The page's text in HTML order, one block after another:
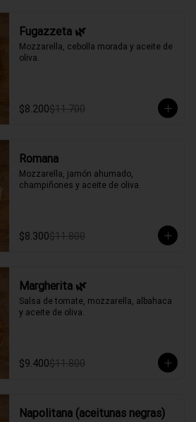
Fugazzeta 🌿
Mozzarella, cebolla morada y aceite de
oliva.
$8.200$11.700
Romana
Mozzarella, jamón ahumado,
champiñones y aceite de oliva.
$8.300$11.800
Margherita 🌿
Salsa de tomate, mozzarella, albahaca
y aceite de oliva.
$9.400$11.800
Napolitana (aceitunas negras)